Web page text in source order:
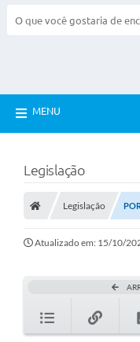
MENU
Legislação
Legislação
Atualizado em: 15/10/